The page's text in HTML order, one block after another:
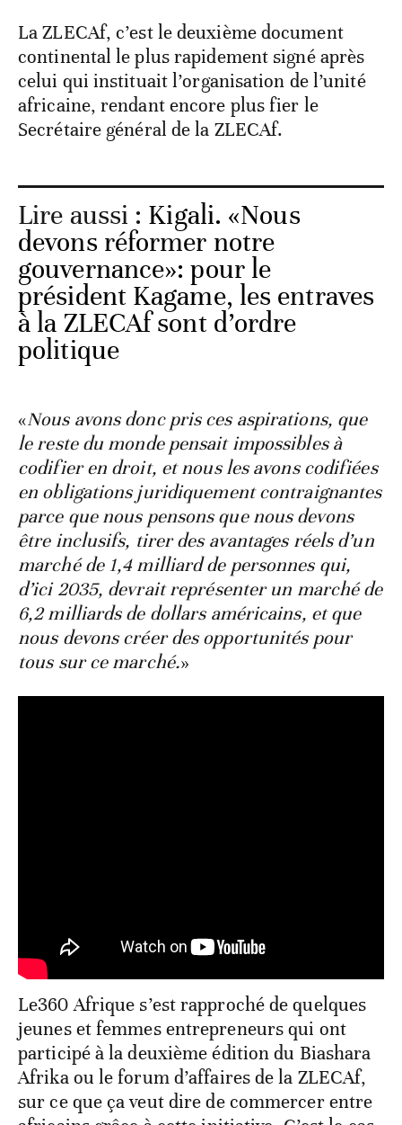
La ZLECAf, c’est le deuxième document
continental le plus rapidement signé après
celui qui instituait l’organisation de l’unité
africaine, rendant encore plus fier le
Secrétaire général de la ZLECAf.
Lire aussi : Kigali. «Nous
devons réformer notre
gouvernance»: pour le
président Kagame, les entraves
à la ZLECAf sont d’ordre
politique
«Nous avons donc pris ces aspirations, que
le reste du monde pensait impossibles à
codifier en droit, et nous les avons codifiées
en obligations juridiquement contraignantes
parce que nous pensons que nous devons
être inclusifs, tirer des avantages réels d’un
marché de 1,4 milliard de personnes qui,
d’ici 2035, devrait représenter un marché de
6,2 milliards de dollars américains, et que
nous devons créer des opportunités pour
tous sur ce marché.»
Le360 Afrique s’est rapproché de quelques
jeunes et femmes entrepreneurs qui ont
participé à la deuxième édition du Biashara
Afrika ou le forum d’affaires de la ZLECAf,
sur ce que ça veut dire de commercer entre